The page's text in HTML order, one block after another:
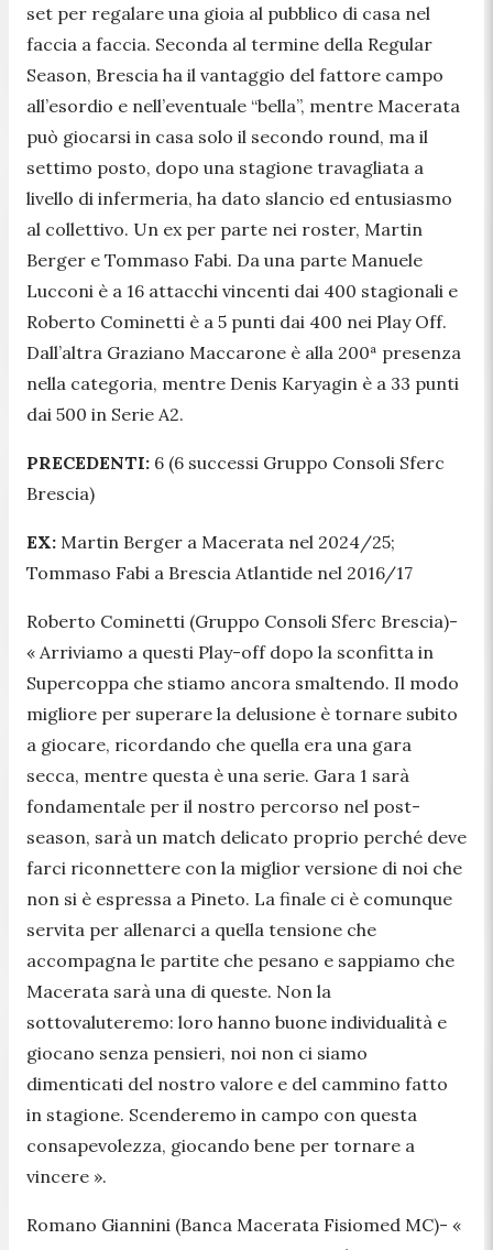
set per regalare una gioia al pubblico di casa nel
faccia a faccia. Seconda al termine della Regular
Season, Brescia ha il vantaggio del fattore campo
all’esordio e nell’eventuale “bella”, mentre Macerata
può giocarsi in casa solo il secondo round, ma il
settimo posto, dopo una stagione travagliata a
livello di infermeria, ha dato slancio ed entusiasmo
al collettivo. Un ex per parte nei roster, Martin
Berger e Tommaso Fabi. Da una parte Manuele
Lucconi è a 16 attacchi vincenti dai 400 stagionali e
Roberto Cominetti è a 5 punti dai 400 nei Play Off.
Dall’altra Graziano Maccarone è alla 200ª presenza
nella categoria, mentre Denis Karyagin è a 33 punti
dai 500 in Serie A2.
PRECEDENTI: 6 (6 successi Gruppo Consoli Sferc
Brescia)
EX: Martin Berger a Macerata nel 2024/25;
Tommaso Fabi a Brescia Atlantide nel 2016/17
Roberto Cominetti (Gruppo Consoli Sferc Brescia)-
« Arriviamo a questi Play-off dopo la sconfitta in
Supercoppa che stiamo ancora smaltendo. Il modo
migliore per superare la delusione è tornare subito
a giocare, ricordando che quella era una gara
secca, mentre questa è una serie. Gara 1 sarà
fondamentale per il nostro percorso nel post-
season, sarà un match delicato proprio perché deve
farci riconnettere con la miglior versione di noi che
non si è espressa a Pineto. La finale ci è comunque
servita per allenarci a quella tensione che
accompagna le partite che pesano e sappiamo che
Macerata sarà una di queste. Non la
sottovaluteremo: loro hanno buone individualità e
giocano senza pensieri, noi non ci siamo
dimenticati del nostro valore e del cammino fatto
in stagione. Scenderemo in campo con questa
consapevolezza, giocando bene per tornare a
vincere ».
Romano Giannini (Banca Macerata Fisiomed MC)- «